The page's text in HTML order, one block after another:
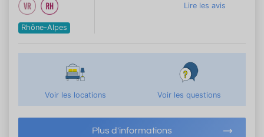
Rhône-Alpes
Lire les avis
Voir les locations Voir les questions
Plus d'informations